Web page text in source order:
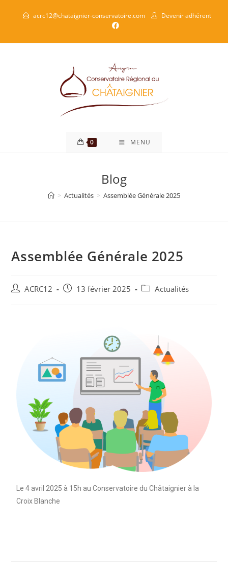
acrc12@chataignier-conservatoire.com Devenir adhérent
0 MENU
Blog
> Actualités > Assemblée Générale 2025
Assemblée Générale 2025
ACRC12 13 février 2025 Actualités
Le 4 avril 2025 à 15h au Conservatoire du Châtaignier à la
Croix Blanche